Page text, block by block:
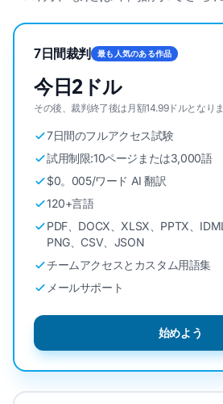
7日間裁判 最も人気のある作品
今日2ドル
その後、裁判終了後は月額14.99ドルとなり
7日間のフルアクセス試験
試用制限:10ページまたは3,000語
$0。005/ワード AI 翻訳
120+言語
PDF、DOCX、XLSX、PPTX、
PNG、CSV、JSON
チームアクセスとカスタム用語集
メールサポート
始めよう